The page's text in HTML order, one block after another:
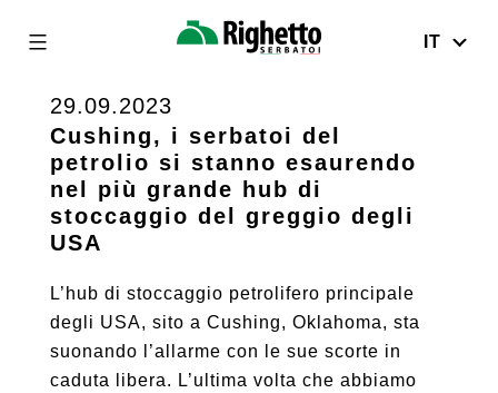
content
Righetto
IT
29.09.2023
Cushing, i serbatoi del
petrolio si stanno esaurendo
nel più grande hub di
stoccaggio del greggio degli
USA
L’hub di stoccaggio petrolifero principale
degli USA, sito a Cushing, Oklahoma, sta
suonando l’allarme con le sue scorte in
caduta libera. L’ultima volta che abbiamo